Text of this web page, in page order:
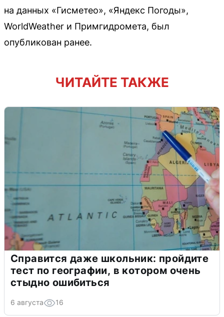
на данных «Гисметео», «Яндекс Погоды»,
WorldWeather и Примгидромета, был
опубликован ранее.
ЧИТАЙТЕ ТАКЖЕ
Справится даже школьник: пройдите
тест по географии, в котором очень
стыдно ошибиться
6 августа 16